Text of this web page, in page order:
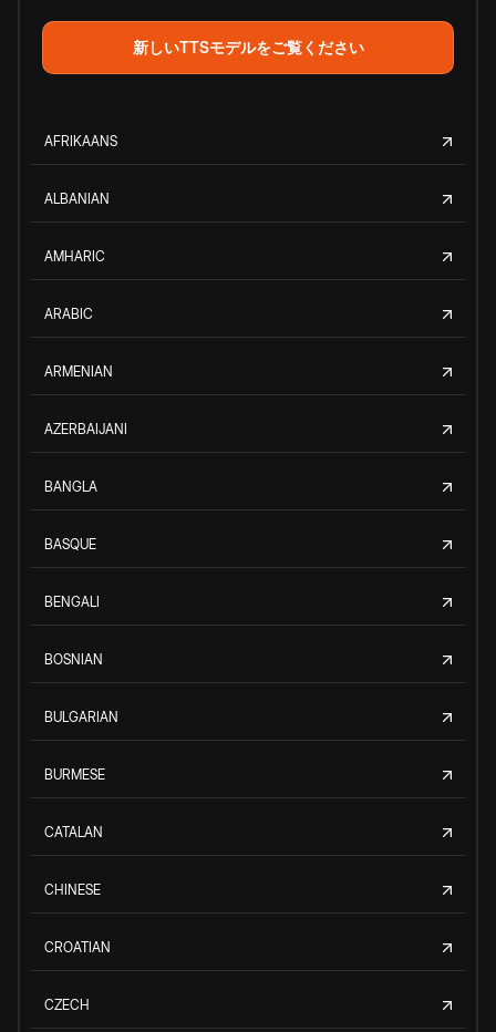
新しいTTSモデルをご覧ください
AFRIKAANS
ALBANIAN
AMHARIC
ARABIC
ARMENIAN
AZERBAIJANI
BANGLA
BASQUE
BENGALI
BOSNIAN
BULGARIAN
BURMESE
CATALAN
CHINESE
CROATIAN
CZECH